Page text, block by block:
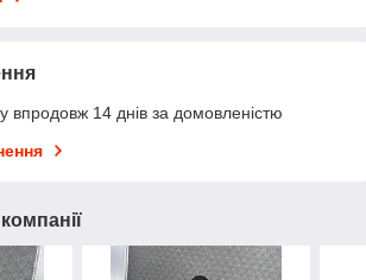
впродовж 14 днів за домовленістю